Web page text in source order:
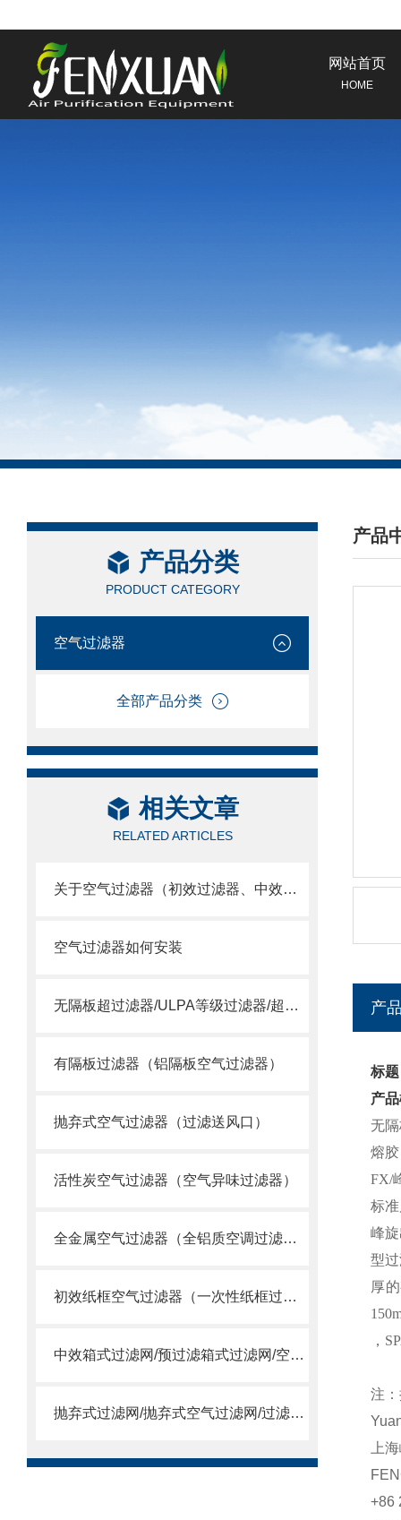
网站首页
HOME
产品分类
PRODUCT CATEGORY
空气过滤器
全部产品分类
相关文章
RELATED ARTICLES
关于空气过滤器（初效过滤器、中效过滤器、空气过滤器）选用
空气过滤器如何安装
无隔板超过滤器/ULPA等级过滤器/超空气过滤器
有隔板过滤器（铝隔板空气过滤器）
抛弃式空气过滤器（过滤送风口）
活性炭空气过滤器（空气异味过滤器）
全金属空气过滤器（全铝质空调过滤网）
初效纸框空气过滤器（一次性纸框过滤网）
中效箱式过滤网/预过滤箱式过滤网/空调箱中效过滤网
抛弃式过滤网/抛弃式空气过滤网/过滤送风口/一体式过滤箱
产品
/
产
标
产
无
熔
FX/
标
峰
型
厚
，
注
上
+86